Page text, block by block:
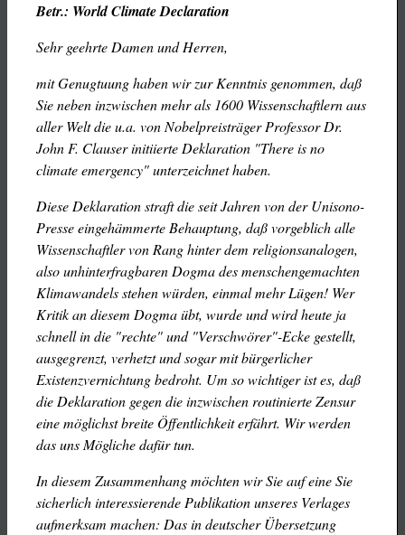
Betr.: World Climate Declaration
Sehr geehrte Damen und Herren,
mit Genugtuung haben wir zur Kenntnis genommen, daß
Sie neben inzwischen mehr als 1600 Wissenschaftlern aus
aller Welt die u.a. von Nobelpreisträger Professor Dr.
John F. Clauser initiierte Deklaration "There is no
climate emergency" unterzeichnet haben.
Diese Deklaration straft die seit Jahren von der Unisono-
Presse eingehämmerte Behauptung, daß vorgeblich alle
Wissenschaftler von Rang hinter dem religionsanalogen,
also unhinterfragbaren Dogma des menschengemachten
Klimawandels stehen würden, einmal mehr Lügen! Wer
Kritik an diesem Dogma übt, wurde und wird heute ja
schnell in die "rechte" und "Verschwörer"-Ecke gestellt,
ausgegrenzt, verhetzt und sogar mit bürgerlicher
Existenzvernichtung bedroht. Um so wichtiger ist es, daß
die Deklaration gegen die inzwischen routinierte Zensur
eine möglichst breite Öffentlichkeit erfährt. Wir werden
das uns Mögliche dafür tun.
In diesem Zusammenhang möchten wir Sie auf eine Sie
sicherlich interessierende Publikation unseres Verlages
aufmerksam machen: Das in deutscher Übersetzung